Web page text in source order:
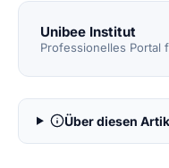
Unibee Institut
Professionelles Portal
Über diesen